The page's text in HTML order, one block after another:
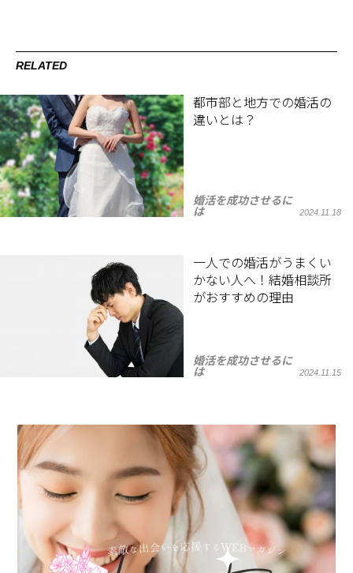
RELATED
都市部と地方での婚活の
違いとは？
婚活を成功させるに
は
2024.11.18
一人での婚活がうまくい
かない人へ！結婚相談所
がおすすめの理由
婚活を成功させるに
は
2024.11.15